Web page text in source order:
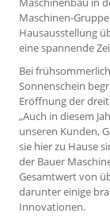
Maschinen-
Hausausstellung
eine spannende
Bei
Sonnenschein
Eröffnung der
„Auch in diesem
unseren Kunden,
sie hier zu Hause
der Bauer
Gesamtwert von
darunter einige
Innovationen.